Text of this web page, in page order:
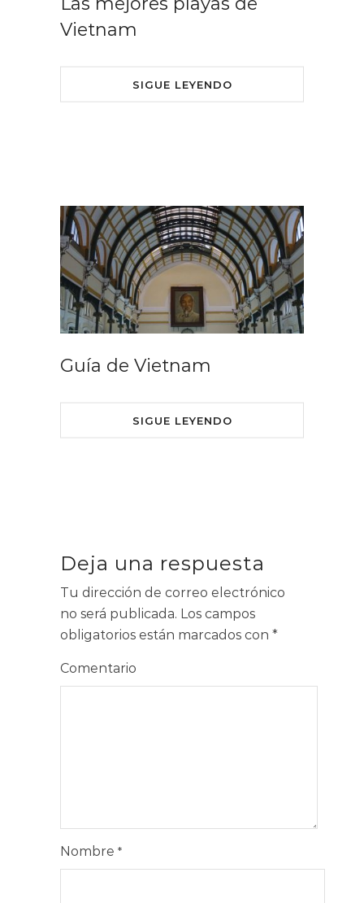
Vietnam
SIGUE LEYENDO
Guía de Vietnam
SIGUE LEYENDO
Deja una respuesta
Tu dirección de correo electrónico
no será publicada. Los campos
obligatorios están marcados con *
Comentario
Nombre *